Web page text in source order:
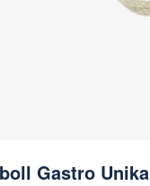
Gastro Unika